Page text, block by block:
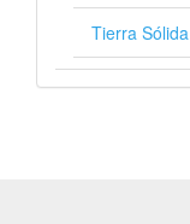
Tierra Sólida